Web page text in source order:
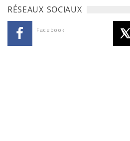
RÉSEAUX SOCIAUX
Facebook